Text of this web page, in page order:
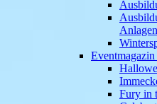
Fury in